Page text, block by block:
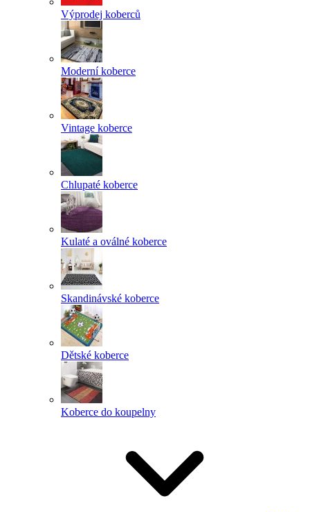
Výprodej koberců
Moderní koberce
Vintage koberce
Chlupaté koberce
Kulaté a oválné koberce
Skandinávské koberce
Dětské koberce
Koberce do koupelny